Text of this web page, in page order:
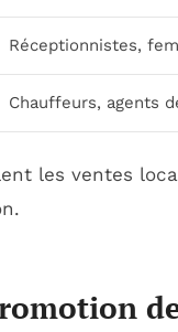
Réceptionnistes,
Chauffeurs, agents
les ventes